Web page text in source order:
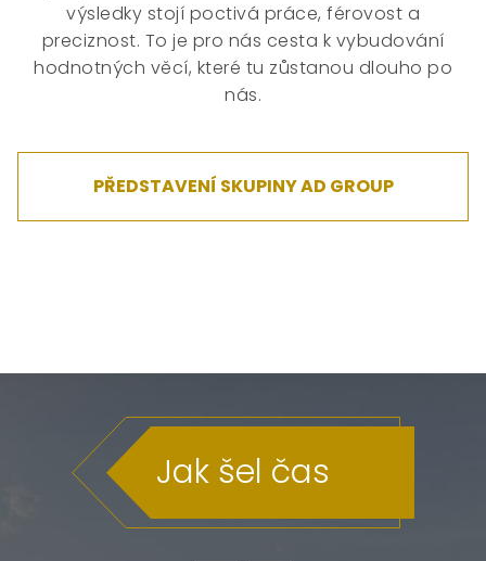
výsledky stojí poctivá práce, férovost a
preciznost. To je pro nás cesta k vybudování
hodnotných věcí, které tu zůstanou dlouho po
nás.
PŘEDSTAVENÍ SKUPINY AD GROUP
Jak šel čas